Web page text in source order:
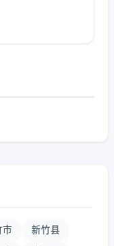
市 新竹县